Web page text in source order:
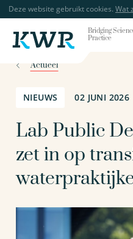
Deze website gebruikt cookies. Wat
Bridging
Practice
Actueel
NIEUWS 02 JUNI 2026
Lab Public
zet in op